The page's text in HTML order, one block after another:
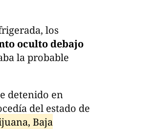
los
oculto debajo
la probable
detenido en
del estado de
Baja